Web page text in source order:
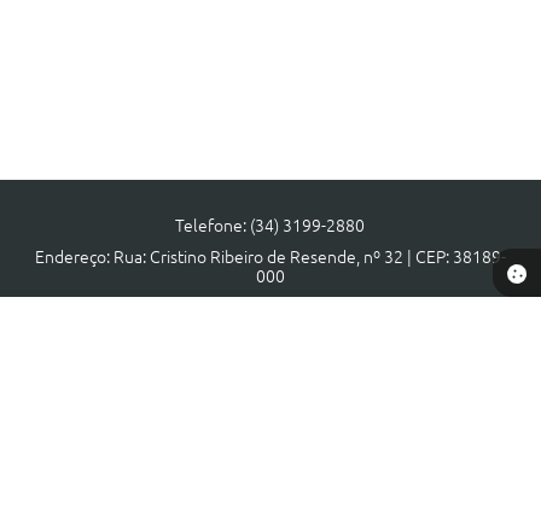
Telefone: (34) 3199-2880
Endereço: Rua: Cristino Ribeiro de Resende, nº 32 | CEP: 38189-
000